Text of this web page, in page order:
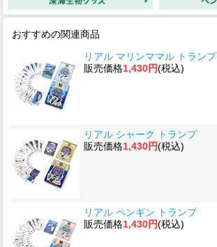
おすすめの関連商品
リアル マリンママル トランプ
販売価格1,430円(税込)
リアル シャーク トランプ
販売価格1,430円(税込)
リアル ペンギン トランプ
販売価格1,430円(税込)